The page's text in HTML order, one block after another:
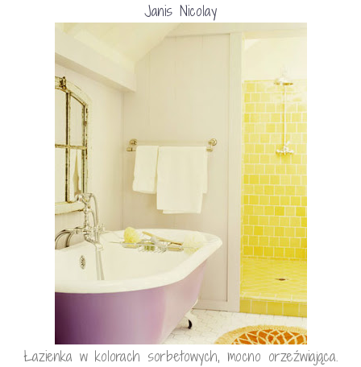
Janis Nicolay
Łazienka w kolorach sorbetowych, mocno orzeźwiająca.